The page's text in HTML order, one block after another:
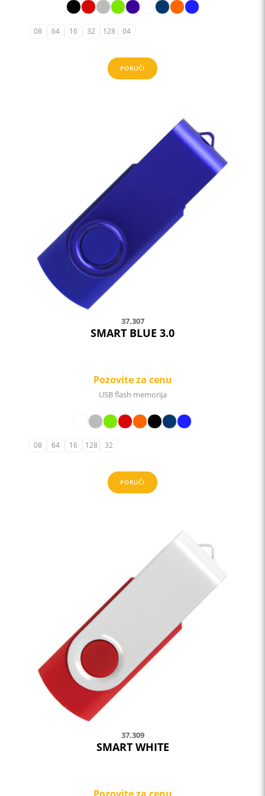
PORUČI
08 64 16 32 128 04
37.307
SMART BLUE 3.0
Pozovite za cenu
USB flash memorija
PORUČI
08 64 16 128 32
37.309
SMART WHITE